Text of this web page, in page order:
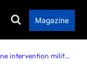
Magazine
pour défendre les chrétiens